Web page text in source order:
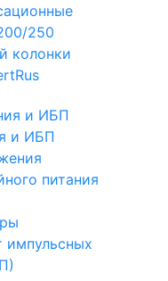
250
колонки
и ИБП
питания
импульсных